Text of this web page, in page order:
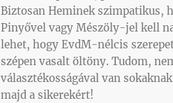
Biztosan Heminek szimpatikus,
Pinyővel vagy Mészöly-jel kell
lehet, hogy EvdM-nélcis
szépen vasalt öltöny. Tudom,
választékosságával van
majd a sikerekért!